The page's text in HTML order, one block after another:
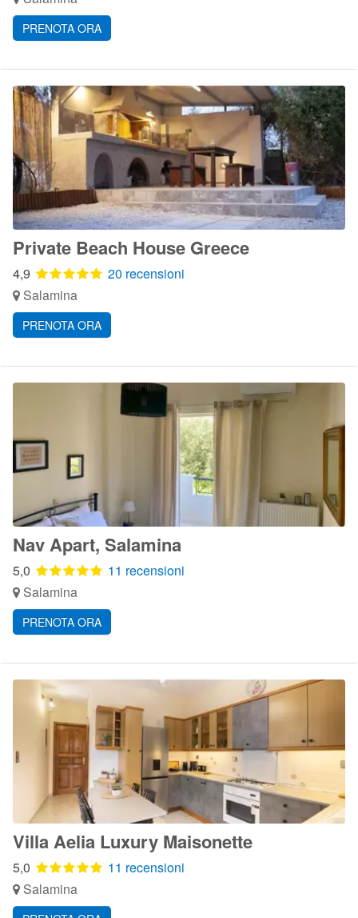
PRENOTA ORA
Private Beach House Greece
4,9
20 recensioni
Salamina
PRENOTA ORA
Nav Apart, Salamina
5,0
11 recensioni
Salamina
PRENOTA ORA
Villa Aelia Luxury Maisonette
5,0
11 recensioni
Salamina